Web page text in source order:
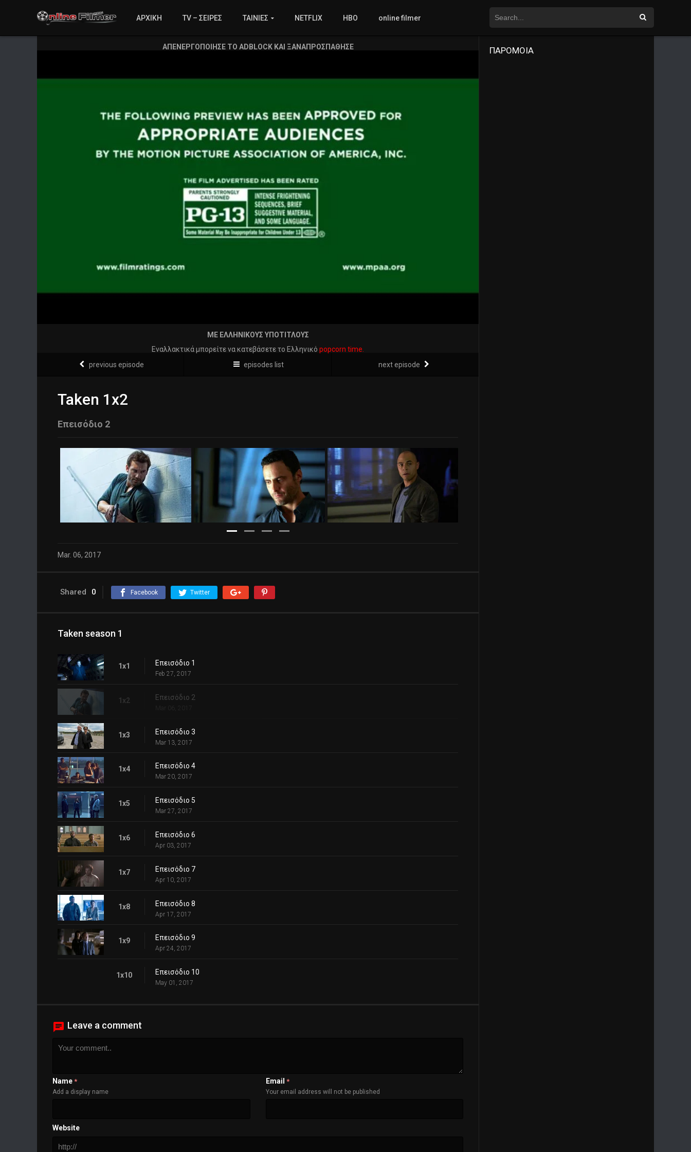
ΑΡΧΙΚΗ TV – ΣΕΙΡΕΣ ΤΑΙΝΙΕΣ NETFLIX HBO online filmer
ΑΠΕΝΕΡΓΟΠΟΙΗΣΕ ΤΟ ADBLOCK ΚΑΙ ΞΑΝΑΠΡΟΣΠΑΘΗΣΕ
ΜΕ ΕΛΛΗΝΙΚΟΥΣ ΥΠΟΤΙΤΛΟΥΣ
Εναλλακτικά μπορείτε να κατεβάσετε το Ελληνικό popcorn time.
previous episode
episodes list next episode
Taken 1x2
Επεισόδιο 2
Mar. 06, 2017
Shared 0 Facebook Twitter
Taken season 1
1x1 Επεισόδιο 1
Feb 27, 2017
1x2 Επεισόδιο 2
Mar 06, 2017
1x3 Επεισόδιο 3
Mar 13, 2017
1x4 Επεισόδιο 4
Mar 20, 2017
1x5 Επεισόδιο 5
Mar 27, 2017
1x6 Επεισόδιο 6
Apr 03, 2017
1x7 Επεισόδιο 7
Apr 10, 2017
1x8 Επεισόδιο 8
Apr 17, 2017
1x9 Επεισόδιο 9
Apr 24, 2017
1x10 Επεισόδιο 10
May 01, 2017
Leave a comment
Name *
Add a display name
Email *
Your email address will not be published
Website
ΠΑΡΟΜΟΙΑ